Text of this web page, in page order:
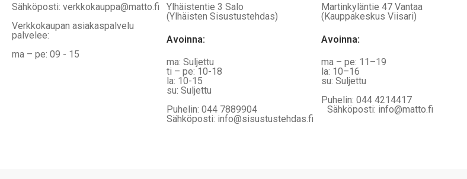
Sähköposti: verkkokauppa@matto.fi
Verkkokaupan asiakaspalvelu
palvelee:
ma – pe: 09 - 15
Ylhäistentie 3 Salo
(Ylhäisten Sisustustehdas)
Avoinna:
ma: Suljettu
ti – pe: 10-18
la: 10-15
su: Suljettu
Puhelin: 044 7889904
Sähköposti: info@sisustustehdas.fi
Martinkyläntie 47 Vantaa
(Kauppakeskus Viisari)
Avoinna:
ma – pe: 11–19
la: 10–16
su: Suljettu
Puhelin: 044 4214417
Sähköposti: info@matto.fi